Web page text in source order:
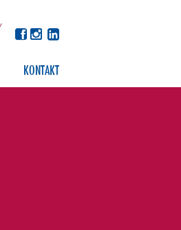
KONTAKT